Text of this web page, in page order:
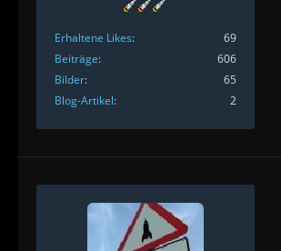
Erhaltene Likes
69
Beiträge
606
Bilder
65
Blog-Artikel
2